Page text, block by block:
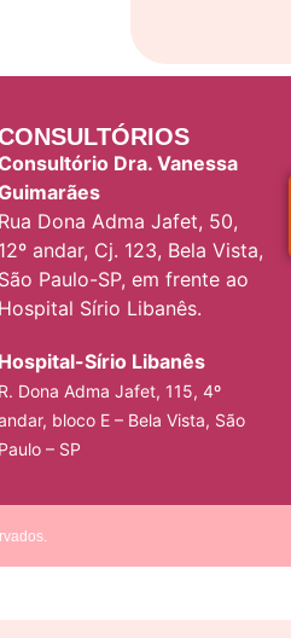
Dra. Vanessa
Rua Dona Adma Jafet, 50,
12º andar, Cj. 123, Bela Vista,
São Paulo-SP, em frente ao
Hospital Sírio Libanês.
Hospital-Sírio Libanês
R. Dona Adma Jafet, 115, 4º
bloco E – Bela Vista, São
Paulo – SP